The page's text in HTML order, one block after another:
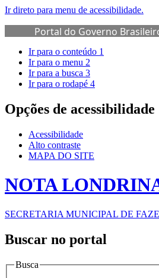
Ir direto para menu de acessibilidade.
Portal do Governo
de Governo
Ir para o conteúdo 1
Ir para o menu 2
Ir para a busca 3
Ir para o rodapé 4
Opções de acessibilidade
Acessibilidade
Alto contraste
MAPA DO SITE
NOTA
SECRETARIA MUNICIPAL DE
Buscar no portal
Busca